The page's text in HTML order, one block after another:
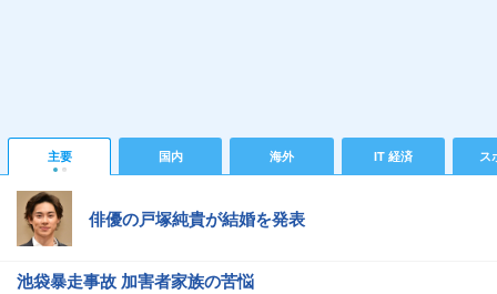
主要 国内 海外 IT 経済 ス
俳優の戸塚純貴が結婚を発表
池袋暴走事故 加害者家族の苦悩